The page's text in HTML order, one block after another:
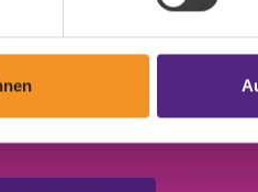
dies wirklich zu üben.
Kurs an.
Kurses